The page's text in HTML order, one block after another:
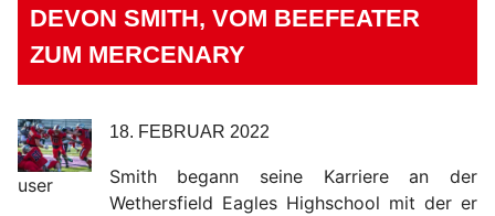
DEVON SMITH, VOM BEEFEATER
ZUM MERCENARY
user
18. FEBRUAR 2022
Smith begann seine Karriere an der
Wethersfield Eagles Highschool mit der er